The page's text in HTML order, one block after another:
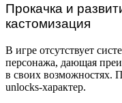
Прокачка и
кастомизация
В игре отсутствует
персонажа, дающая
в своих возможностях.
unlocks-характер.